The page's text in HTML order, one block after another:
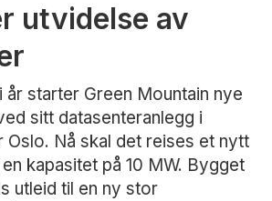
utvidelse av
år starter Green Mountain nye
sitt datasenteranlegg i
Oslo. Nå skal det reises et nytt
kapasitet på 10 MW. Bygget
utleid til en ny stor